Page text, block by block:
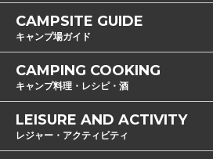
CAMPSITE GUIDE
キャンプ場ガイド
CAMPING COOKING
キャンプ料理・レシピ・酒
LEISURE AND ACTIVITY
レジャー・アクティビティ